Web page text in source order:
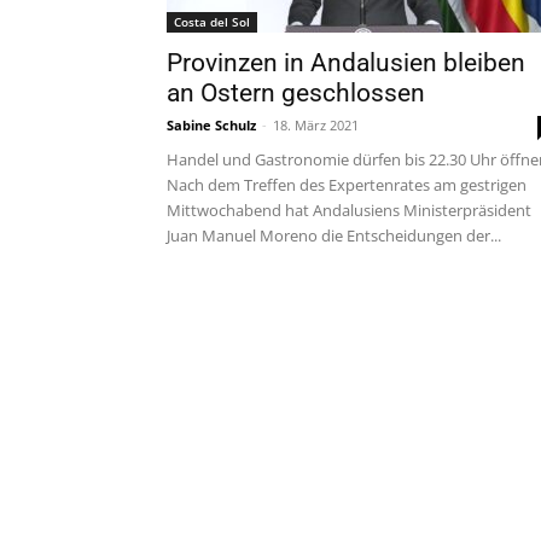
Costa del Sol
Provinzen in Andalusien bleiben
an Ostern geschlossen
Sabine Schulz - 18. März 2021
Handel und Gastronomie dürfen bis 22.30 Uhr
Nach dem Treffen des Expertenrates am gestrigen
Mittwochabend hat Andalusiens Ministerpräsident
Juan Manuel Moreno die Entscheidungen der...